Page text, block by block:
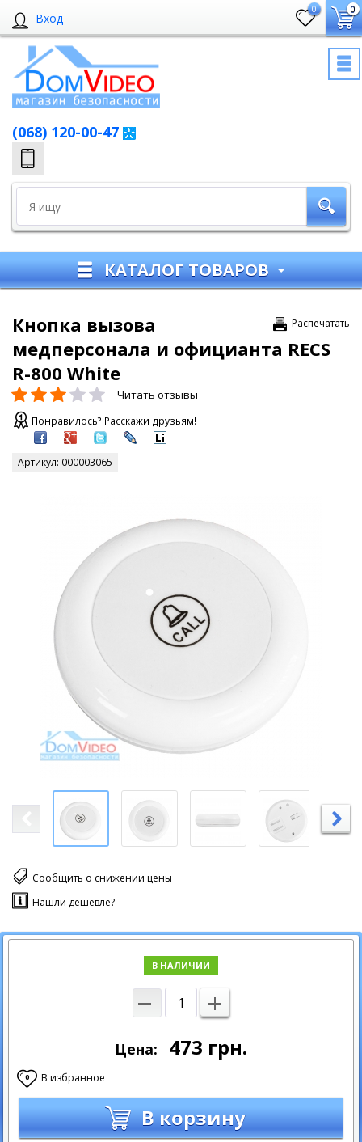
Вход
0 0
(068) 120-00-47
КАТАЛОГ ТОВАРОВ
Распечатать
Кнопка вызова
медперсонала и официанта RECS
R-800 White
Читать отзывы
Понравилось? Расскажи друзьям!
Артикул: 000003065
Сообщить о снижении цены
Нашли дешевле?
В НАЛИЧИИ
Цена: 473 грн.
0 В избранное
В корзину